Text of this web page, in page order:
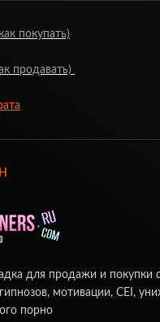
покупать)
продавать)
для продажи и покупки
мотивации, CEI,
порно